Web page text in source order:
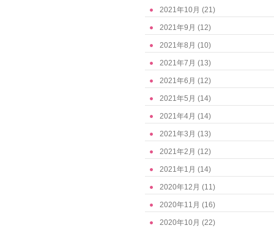
2021年10月 (21)
2021年9月 (12)
2021年8月 (10)
2021年7月 (13)
2021年6月 (12)
2021年5月 (14)
2021年4月 (14)
2021年3月 (13)
2021年2月 (12)
2021年1月 (14)
2020年12月 (11)
2020年11月 (16)
2020年10月 (22)